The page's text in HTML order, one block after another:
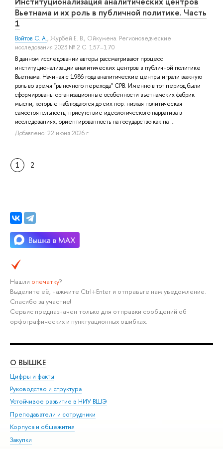
Вьетнама и их роль в публичной политике. Часть
1
Войтов С. А., Журбей Е. В., Ойкумена. Регионоведческие
исследования 2023 № 2 С. 157–170
В данном исследовании авторы рассматривают процесс
институционализации аналитических центров в публичной политике
Вьетнама. Начиная с 1986 года аналитические центры играли важную
роль во время "рыночного перехода" СРВ. Именно в тот период были
сформированы организационные особенности вьетнамских фабрик
мысли, которые наблюдаются до сих пор: низкая политическая
самостоятельность, присутствие идеологического нарратива в
исследованиях, ориентированность на государство как на ...
Добавлено: 22 июня 2026 г.
1 2
Нашли опечатку?
Выделите её, нажмите Ctrl+Enter и отправьте нам уведомление.
Спасибо за участие!
Сервис предназначен только для отправки сообщений об
орфографических и пунктуационных ошибках.
О ВЫШКЕ
Цифры и факты
Руководство и структура
Устойчивое развитие в НИУ ВШЭ
Преподаватели и сотрудники
Корпуса и общежития
Закупки